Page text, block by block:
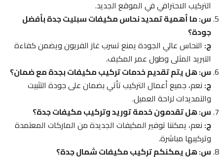
التركيب الاحترافي في الموقع الجديد.
س: ما أهمية تمديد نحاس مكيفات سبليت جدة بأفضل
جودة؟
ج: النحاس عالي الجودة يمنع تسرب غاز الفريون ويضمن كفاءة
التبريد المثلى وطول عمر المكيف.
س: هل يتم تقديم خدمات تركيب مكيفات بجدة مع ضمان؟
ج: نعم، جميع أعمال التركيب تأتي بضمان على جودة التثبيت
والتمديدات لراحة العميل.
س: هل تقدمون خدمة توريد وتركيب مكيفات جدة؟
ج: نعم، يمكننا توفير المكيفات الجديدة من الماركات المعتمدة
وتركيبها مباشرة.
س: هل يمكنكم تركيب مكيفات شمال جدة؟